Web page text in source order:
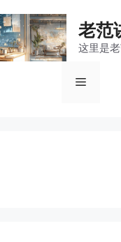
老范
这里是
菜